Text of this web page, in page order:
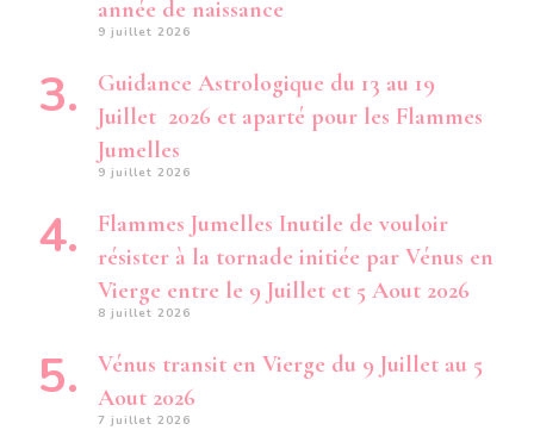
année de naissance
9 juillet 2026
Guidance Astrologique du 13 au 19
Juillet 2026 et aparté pour les Flammes
Jumelles
9 juillet 2026
Flammes Jumelles Inutile de vouloir
résister à la tornade initiée par Vénus en
Vierge entre le 9 Juillet et 5 Aout 2026
8 juillet 2026
Vénus transit en Vierge du 9 Juillet au 5
Aout 2026
7 juillet 2026